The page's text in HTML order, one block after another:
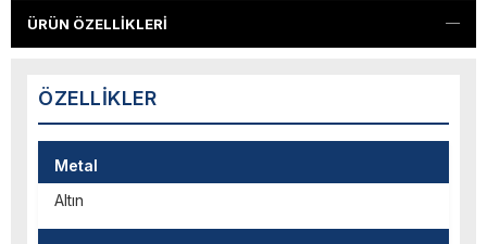
ÜRÜN ÖZELLIKLERI
ÖZELLIKLER
Metal
Altın